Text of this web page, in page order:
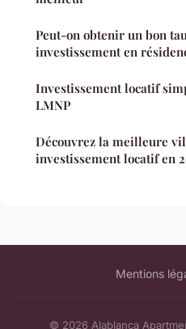
Peut-on obtenir un bon
investissement en
Investissement locatif
LMNP
Découvrez la meilleure
investissement locatif en
Mentions
© 2026 Alablanca